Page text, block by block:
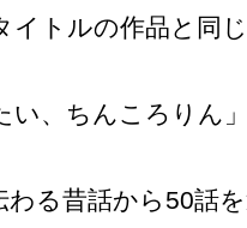
イトルの作品と同
い、ちんころりん
わる昔話から50話